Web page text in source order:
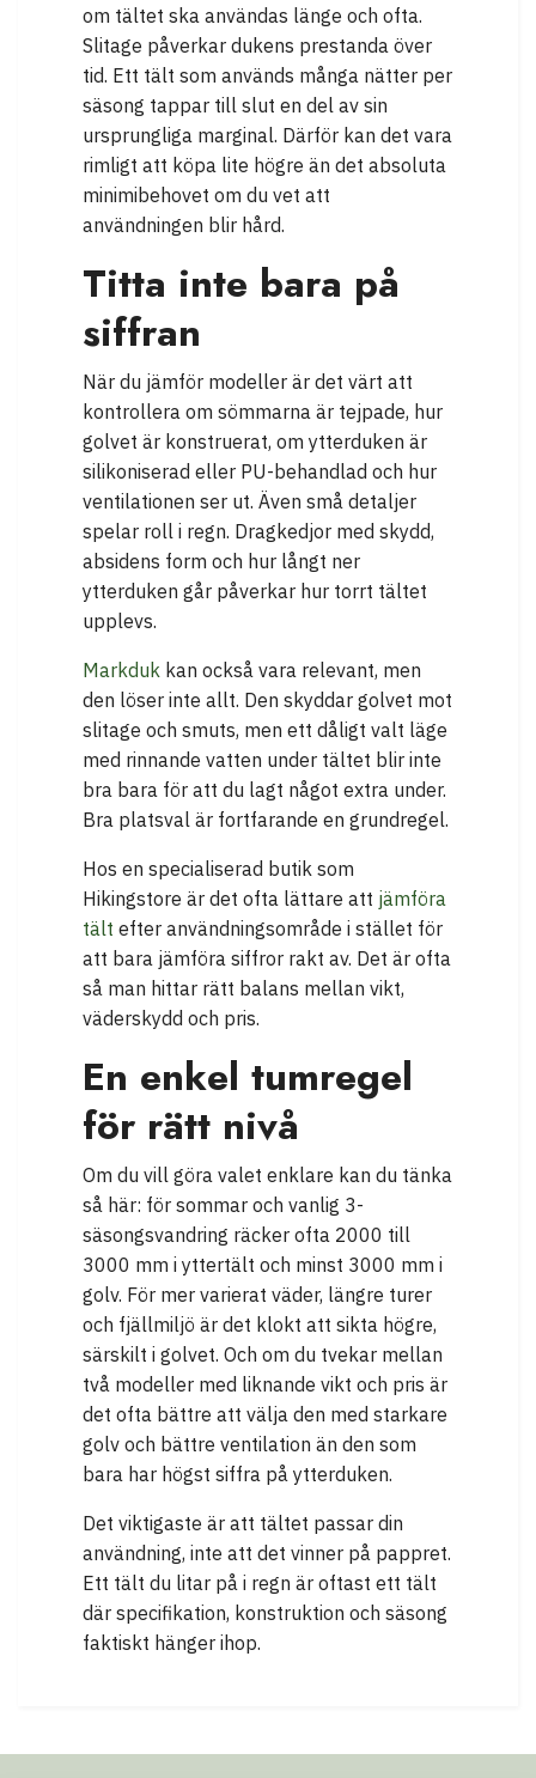
om tältet ska användas länge och ofta.
Slitage påverkar dukens prestanda över
tid. Ett tält som används många nätter per
säsong tappar till slut en del av sin
ursprungliga marginal. Därför kan det vara
rimligt att köpa lite högre än det absoluta
minimibehovet om du vet att
användningen blir hård.
Titta inte bara på
siffran
När du jämför modeller är det värt att
kontrollera om sömmarna är tejpade, hur
golvet är konstruerat, om ytterduken är
silikoniserad eller PU-behandlad och hur
ventilationen ser ut. Även små detaljer
spelar roll i regn. Dragkedjor med skydd,
absidens form och hur långt ner
ytterduken går påverkar hur torrt tältet
upplevs.
Markduk kan också vara relevant, men
den löser inte allt. Den skyddar golvet mot
slitage och smuts, men ett dåligt valt läge
med rinnande vatten under tältet blir inte
bra bara för att du lagt något extra under.
Bra platsval är fortfarande en grundregel.
Hos en specialiserad butik som
Hikingstore är det ofta lättare att jämföra
tält efter användningsområde i stället för
att bara jämföra siffror rakt av. Det är ofta
så man hittar rätt balans mellan vikt,
väderskydd och pris.
En enkel tumregel
för rätt nivå
Om du vill göra valet enklare kan du tänka
så här: för sommar och vanlig 3-
säsongsvandring räcker ofta 2000 till
3000 mm i yttertält och minst 3000 mm i
golv. För mer varierat väder, längre turer
och fjällmiljö är det klokt att sikta högre,
särskilt i golvet. Och om du tvekar mellan
två modeller med liknande vikt och pris är
det ofta bättre att välja den med starkare
golv och bättre ventilation än den som
bara har högst siffra på ytterduken.
Det viktigaste är att tältet passar din
användning, inte att det vinner på pappret.
Ett tält du litar på i regn är oftast ett tält
där specifikation, konstruktion och säsong
faktiskt hänger ihop.